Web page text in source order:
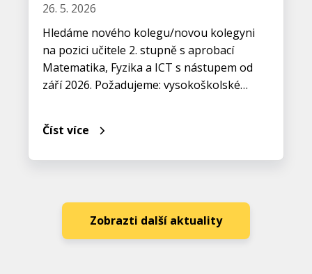
26. 5. 2026
Hledáme nového kolegu/novou kolegyni
na pozici učitele 2. stupně s aprobací
Matematika, Fyzika a ICT s nástupem od
září 2026. Požadujeme: vysokoškolské…
Číst více
Zobrazti další aktuality